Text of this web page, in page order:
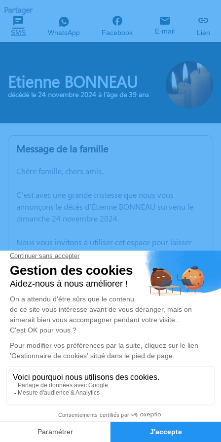
Faire-part Hommages
Partager
SMS WhatsApp Facebook E-mail Lien
Etienne BONNEAU
décédé le 24 novembre 2024 à l'âge de 39 ans
Message de la famille
Chère famille, chers amis,
C’est avec une grande tristesse que nous vous
annonçons le décès d’Etienne BONNEAU survenu le
dimanche 24 novembre 2024.
Nous vous invitons à utiliser cet espace pour laisser
vos condoléances, partager des photos souvenirs, une
anecdote ou exprimer vos pensées à travers des
poèmes ou des textes. Cet endroit est un lieu
d'expression dédié à honorer la mémoire d’Etienne
BONNEAU.
Un service de plantation d’arbre hommage est
disponible ici.
Je rends hommage
Cérémonie civile
Cimetière de Flaugnac. de Saint-Paul-Flaugnac
Flaugnac.